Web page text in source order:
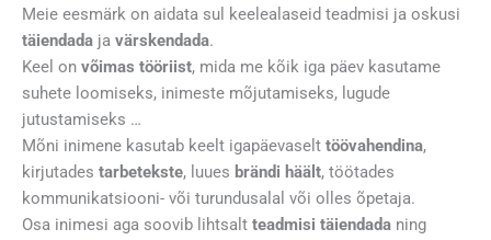
Meie eesmärk on aidata sul keelealaseid teadmisi ja oskusi
täiendada ja värskendada.
Keel on võimas tööriist, mida me kõik iga päev kasutame
suhete loomiseks, inimeste mõjutamiseks, lugude
jutustamiseks …
Mõni inimene kasutab keelt igapäevaselt töövahendina,
kirjutades tarbetekste, luues brändi häält, töötades
kommunikatsiooni- või turundusalal või olles õpetaja.
Osa inimesi aga soovib lihtsalt teadmisi täiendada ning